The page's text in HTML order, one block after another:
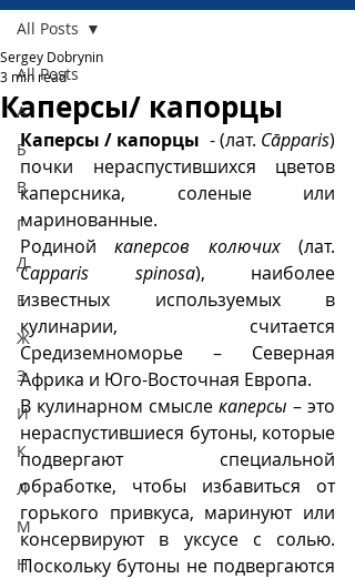
All Posts
А
Б
В
Г
Д
Е
Ж
З
И
К
Л
М
Н
All Posts
Каперсы/ капорцы
Sergey Dobrynin
3 min read
Каперсы / капорцы - (лат. Cāpparis)
почки нераспустившихся цветов
каперсника, соленые или
маринованные.
Родиной каперсов колючих
Capparis spinosa), наиболее
известных используемых в
кулинарии, считается
Средиземноморье – Северная
Африка и Юго-Восточная Европа.
В кулинарном смысле каперсы – это
нераспустившиеся бутоны, которые
подвергают специальной
обработке, чтобы избавиться от
горького привкуса, маринуют или
консервируют в уксусе с солью.
Поскольку бутоны не подвергаются